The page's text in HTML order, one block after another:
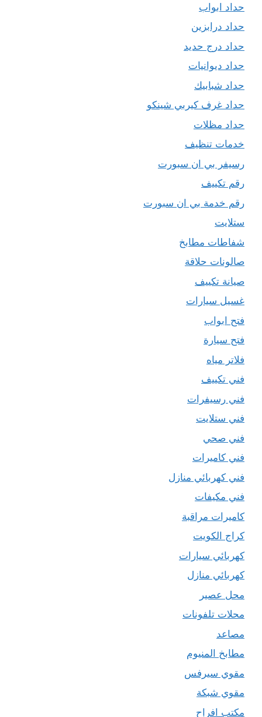
حداد ابواب
حداد درابزين
حداد درج حديد
حداد ديوانيات
حداد شبابيك
حداد غرف كيربي شينكو
حداد مظلات
خدمات تنظيف
رسيفر بي ان سبورت
رقم تكييف
رقم خدمة بي ان سبورت
ستلايت
شفاطات مطابخ
صالونات حلاقة
صيانة تكييف
غسيل سيارات
فتح ابواب
فتح سيارة
فلاتر مياه
فني تكييف
فني رسيفرات
فني ستلايت
فني صحي
فني كاميرات
فني كهربائي منازل
فني مكيفات
كاميرات مراقبة
كراج الكويت
كهربائي سيارات
كهربائي منازل
محل عصير
محلات تلفونات
مصاعد
مطابخ المنيوم
مقوي سيرفس
مقوي شبكة
مكتب افراح